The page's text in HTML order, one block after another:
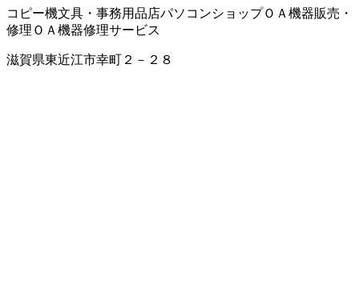
コピー機文具・事務用品店パソコンショップＯＡ機器販売・
修理 ＯＡ機器修理サービス
滋賀県東近江市幸町２－２８